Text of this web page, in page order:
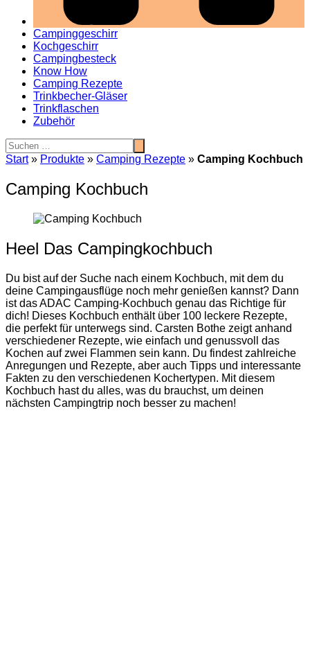
Campinggeschirr
Kochgeschirr
Campingbesteck
Know How
Camping Rezepte
Trinkbecher-Gläser
Trinkflaschen
Zubehör
Start» Produkte » Camping Rezepte » Camping Kochbuch
Camping Kochbuch
Heel Das Campingkochbuch
Du bist auf der Suche nach einem Kochbuch, mit dem du
deine Campingausflüge noch mehr genießen kannst? Dann
ist das ADAC Camping-Kochbuch genau das Richtige für
dich! Dieses Kochbuch enthält über 100 leckere Rezepte,
die perfekt für unterwegs sind. Carsten Bothe zeigt anhand
verschiedener Rezepte, wie einfach und genussvoll das
Kochen auf zwei Flammen sein kann. Du findest zahlreiche
Anregungen und Rezepte, aber auch Tipps und interessante
Fakten zu den verschiedenen Kochertypen. Mit diesem
Kochbuch hast du alles, was du brauchst, um deinen
nächsten Campingtrip noch besser zu machen!